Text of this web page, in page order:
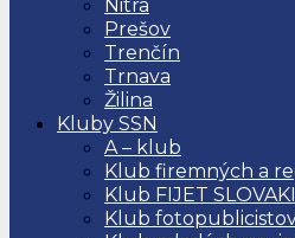
Nitra
Prešov
Trenčín
Trnava
Žilina
Kluby SSN
A – klub
Klub firemných a
Klub FIJET
Klub